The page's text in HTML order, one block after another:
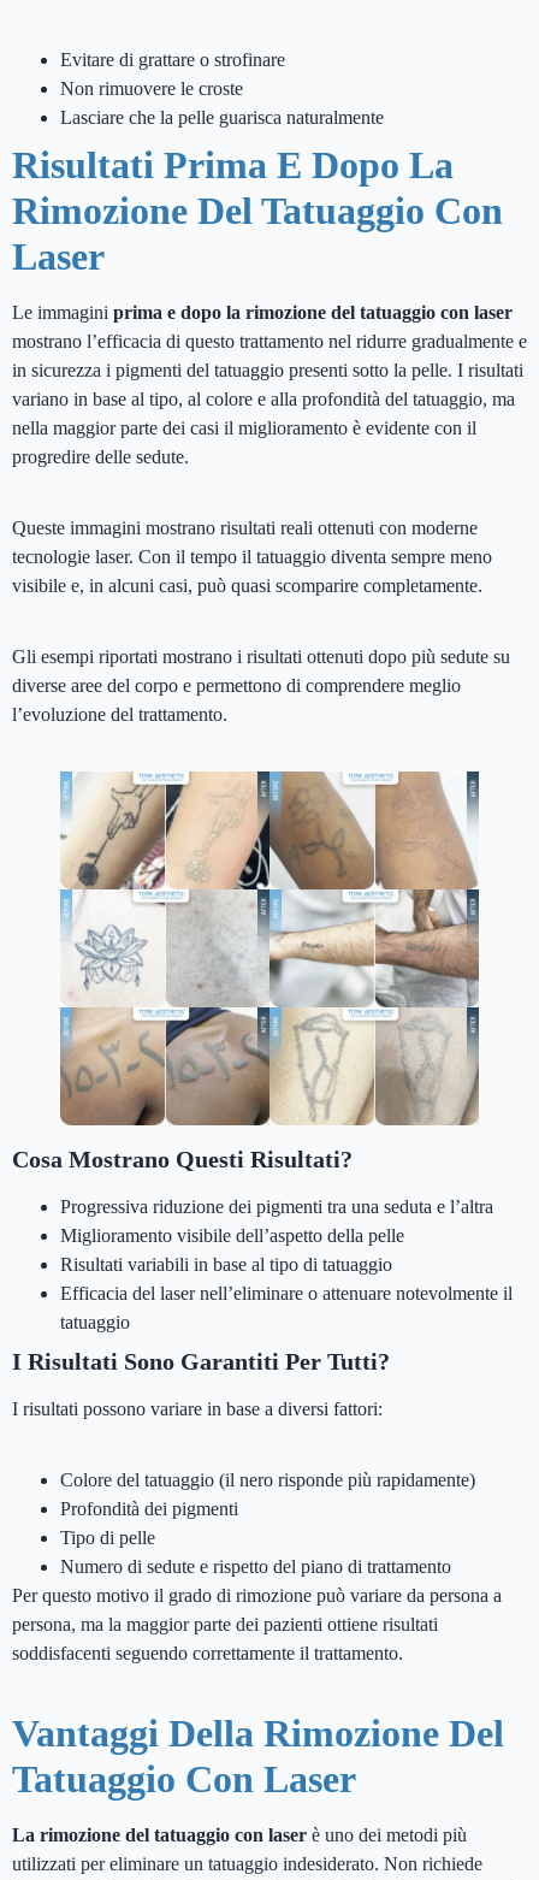
Evitare di grattare o strofinare
Non rimuovere le croste
Lasciare che la pelle guarisca naturalmente
Risultati Prima E Dopo La
Rimozione Del Tatuaggio Con
Laser
Le immagini prima e dopo la rimozione del tatuaggio con laser
mostrano l’efficacia di questo trattamento nel ridurre gradualmente e
in sicurezza i pigmenti del tatuaggio presenti sotto la pelle. I risultati
variano in base al tipo, al colore e alla profondità del tatuaggio, ma
nella maggior parte dei casi il miglioramento è evidente con il
progredire delle sedute.
Queste immagini mostrano risultati reali ottenuti con moderne
tecnologie laser. Con il tempo il tatuaggio diventa sempre meno
visibile e, in alcuni casi, può quasi scomparire completamente.
Gli esempi riportati mostrano i risultati ottenuti dopo più sedute su
diverse aree del corpo e permettono di comprendere meglio
l’evoluzione del trattamento.
Cosa Mostrano Questi Risultati?
Progressiva riduzione dei pigmenti tra una seduta e l’altra
Miglioramento visibile dell’aspetto della pelle
Risultati variabili in base al tipo di tatuaggio
Efficacia del laser nell’eliminare o attenuare notevolmente il
tatuaggio
I Risultati Sono Garantiti Per Tutti?
I risultati possono variare in base a diversi fattori:
Colore del tatuaggio (il nero risponde più rapidamente)
Profondità dei pigmenti
Tipo di pelle
Numero di sedute e rispetto del piano di trattamento
Per questo motivo il grado di rimozione può variare da persona a
persona, ma la maggior parte dei pazienti ottiene risultati
soddisfacenti seguendo correttamente il trattamento.
Vantaggi Della Rimozione Del
Tatuaggio Con Laser
La rimozione del tatuaggio con laser è uno dei metodi più
utilizzati per eliminare un tatuaggio indesiderato. Non richiede